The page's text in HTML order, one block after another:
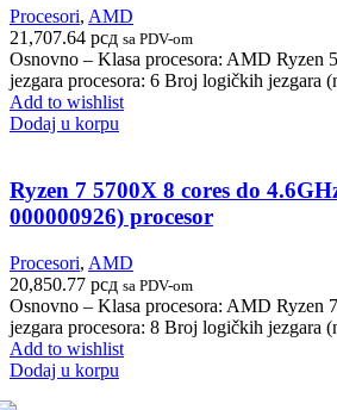
Procesori, AMD
21,707.64 рсд sa PDV-om
Osnovno – Klasa procesora: AMD Ryzen
jezgara procesora: 6 Broj logičkih jezgara
Add to wishlist
Dodaj u korpu
Ryzen 7 5700X 8 cores do
000000926) procesor
Procesori, AMD
20,850.77 рсд sa PDV-om
Osnovno – Klasa procesora: AMD Ryzen
jezgara procesora: 8 Broj logičkih jezgara
Add to wishlist
Dodaj u korpu